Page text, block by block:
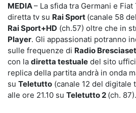
MEDIA– La sfida tra Germani e
diretta tv su Rai Sport (canale 58
Rai Sport+HD (ch.57) oltre che in
Player. Gli appassionati potranno
sulle frequenze di Radio
con la diretta testuale del sito
replica della partita andrà in onda
su Teletutto (canale 12 del
alle ore 21.10 su Teletutto 2 (ch. 87).